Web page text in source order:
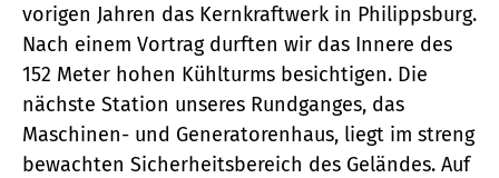
vorigen Jahren das Kernkraftwerk in Philippsburg.
Nach einem Vortrag durften wir das Innere des
152 Meter hohen Kühlturms besichtigen. Die
nächste Station unseres Rundganges, das
Maschinen- und Generatorenhaus, liegt im streng
bewachten Sicherheitsbereich des Geländes. Auf